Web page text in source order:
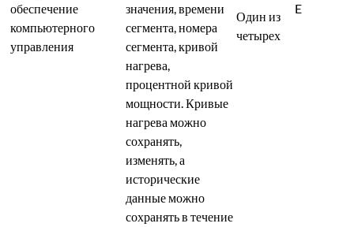
Один из
четырех
обеспечение
компьютерного
управления
значения, времени
сегмента, номера
сегмента, кривой
нагрева,
процентной кривой
мощности. Кривые
нагрева можно
сохранять,
изменять, а
исторические
данные можно
сохранять в течение
E